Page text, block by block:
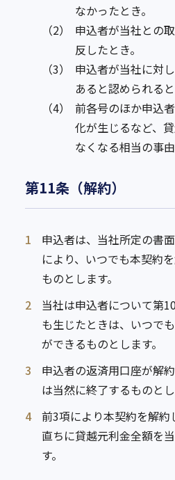
なかったとき。
（2）
申込者が当社との
反したとき。
（3）
申込者が当社に対
あると認められると
（4）
前各号のほか申込
化が生じるなど、
なくなる相当の事
第11条（解約）
1
申込者は、当社所定の書
により、いつでも本契約
ものとします。
2
当社は申込者について第
も生じたときは、いつで
ができるものとします。
3
申込者の返済用口座が解
は当然に終了するものとし
4
前3項により本契約を解
直ちに貸越元利金全額を
す。